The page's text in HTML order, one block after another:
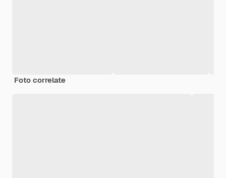
Foto correlate